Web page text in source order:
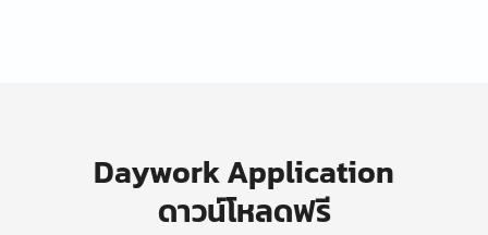
Daywork Application
ดาวน์โหลดฟรี